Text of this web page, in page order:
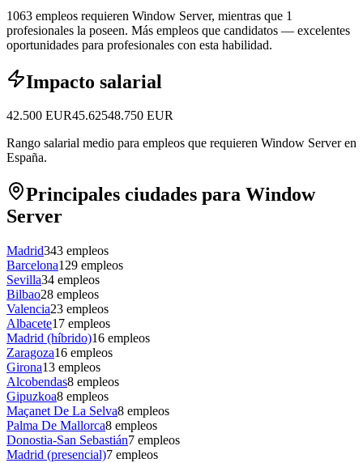
1063 empleos requieren Window Server, mientras que 1
profesionales la poseen. Más empleos que candidatos — excelentes
oportunidades para profesionales con esta habilidad.
Impacto salarial
42.500 EUR45.62548.750 EUR
Rango salarial medio para empleos que requieren Window Server en
España.
Principales ciudades para Window
Server
Madrid343 empleos
Barcelona129 empleos
Sevilla34 empleos
Bilbao28 empleos
Valencia23 empleos
Albacete17 empleos
Madrid (híbrido)16 empleos
Zaragoza16 empleos
Girona13 empleos
Alcobendas8 empleos
Gipuzkoa8 empleos
Maçanet De La Selva8 empleos
Palma De Mallorca8 empleos
Donostia-San Sebastián7 empleos
Madrid (presencial)7 empleos